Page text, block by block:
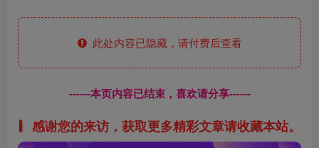
此处内容已隐藏，请付费后查看
------本页内容已结束，喜欢请分享------
感谢您的来访，获取更多精彩文章请收藏本站。